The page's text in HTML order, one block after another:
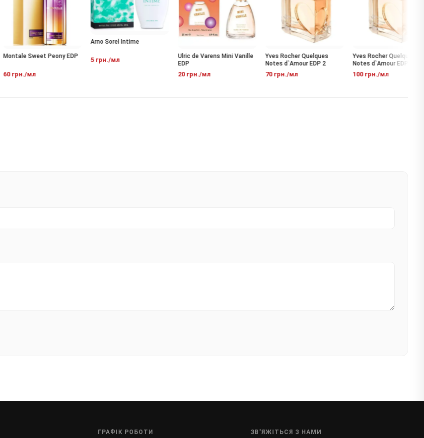
Montale Sweet Peony EDP
60 грн./мл
Arno Sorel Intime
5 грн./мл
Ulric de Varens Mini Vanille
EDP
20 грн./мл
Yves Rocher Quelques
Notes d`Amour EDP 2
70 грн./мл
Yves Rocher Quelques
Notes d`Amour EDP
100 грн./мл
ГРАФІК РОБОТИ ЗВ'ЯЖІТЬСЯ З НАМИ